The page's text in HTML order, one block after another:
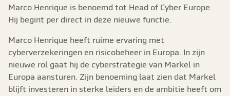
Marco Henrique is benoemd tot Head of Cyber Europe.
Hij begint per direct in deze nieuwe functie.
Marco Henrique heeft ruime ervaring met
cyberverzekeringen en risicobeheer in Europa. In zijn
nieuwe rol gaat hij de cyberstrategie van Markel in
Europa aansturen. Zijn benoeming laat zien dat Markel
blijft investeren in sterke leiders en de ambitie heeft om